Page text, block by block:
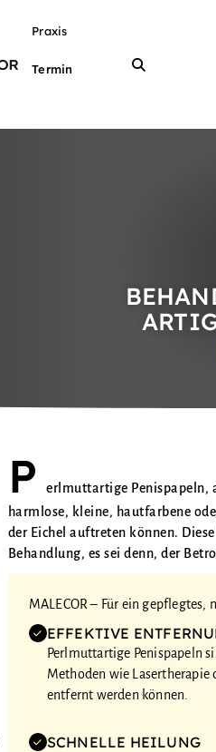
Praxis
Termin
P
erlmuttartige Penispapeln,
harmlose, kleine, hautfarbene
der Eichel auftreten können.
Behandlung, es sei denn, der
MALECOR – Für ein gepflegtes,
EFFEKTIVE
Perlmuttartige Penispapeln
Methoden wie
entfernt werden können.
SCHNELLE HEILUNG